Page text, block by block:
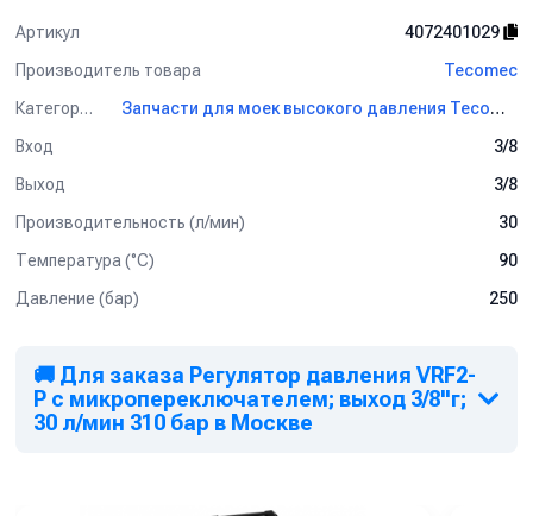
Температура, C - 90
Артикул
4072401029
Производитель товара
Tecomec
Категория
Запчасти для моек высокого давления Tecomec
Вход
3/8
Выход
3/8
Производительность (л/мин)
30
Температура (°C)
90
Давление (бар)
250
🚚 Для заказа Регулятор давления VRF2-
P с микропереключателем; выход 3/8"г;
30 л/мин 310 бар в Москве